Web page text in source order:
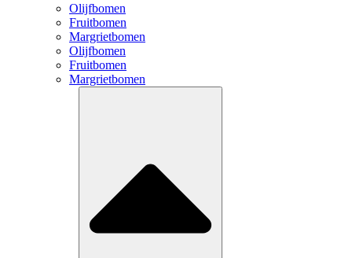
Olijfbomen
Fruitbomen
Margrietbomen
Olijfbomen
Fruitbomen
Margrietbomen